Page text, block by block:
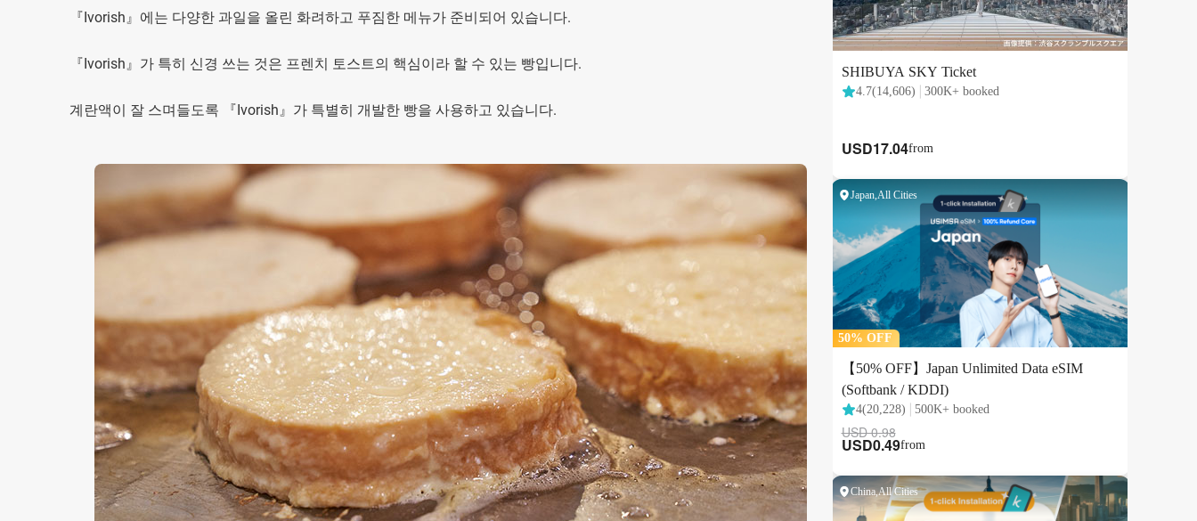
『Ivorish』에는 다양한 과일을 올린 화려하고 푸짐한 메뉴가 준비되어 있습니다.
『Ivorish』가 특히 신경 쓰는 것은 프렌치 토스트의 핵심이라 할 수 있는 빵입니다.
계란액이 잘 스며들도록 『Ivorish』가 특별히 개발한 빵을 사용하고 있습니다.